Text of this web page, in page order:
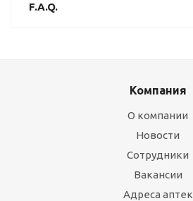
F.A.Q.
Компания
О компании
Новости
Сотрудники
Вакансии
Адреса аптек